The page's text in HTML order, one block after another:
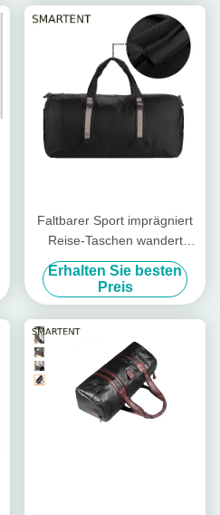
Gurt
Faltbarer Sport imprägniert
Reise-Taschen wandert
Riss-beständiges Nylon
Hangbag
Erhalten Sie besten
Preis